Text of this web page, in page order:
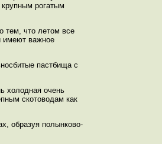
рогатым
тем, что летом все
имеют важное
пастбища с
холодная очень
скотоводам как
образуя полынково-